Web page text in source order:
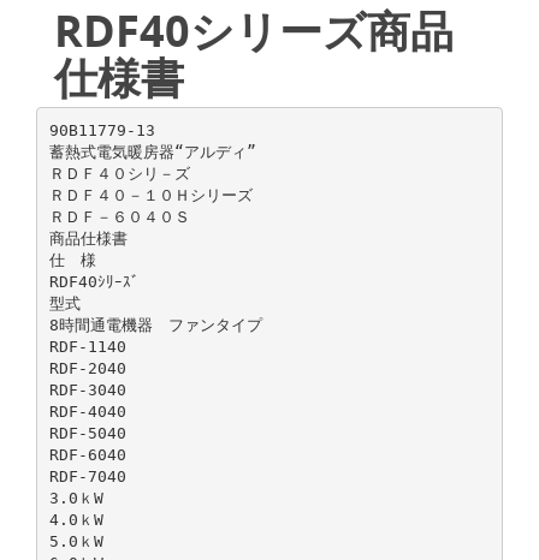
RDF40シリーズ商品
仕様書
90B11779-13
蓄熱式電気暖房器“アルディ”
ＲＤＦ４０シリ－ズ
ＲＤＦ４０－１０Ｈシリーズ
ＲＤＦ－６０４０Ｓ
商品仕様書
仕 様
RDF40ｼﾘｰｽﾞ
型式
8時間通電機器 ファンタイプ
RDF-1140
RDF-2040
RDF-3040
RDF-4040
RDF-5040
RDF-6040
RDF-7040
3.0ｋW
4.0ｋW
5.0ｋW